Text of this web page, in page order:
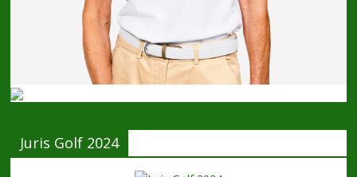
Juris Golf 2024